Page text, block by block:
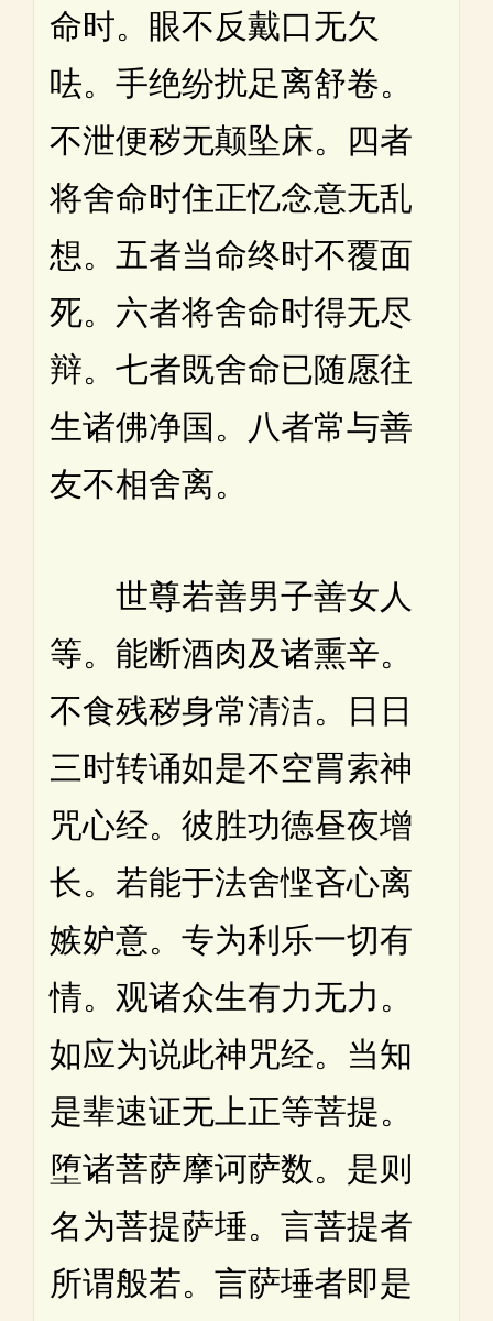
命时。眼不反戴口无欠
呿。手绝纷扰足离舒卷。
不泄便秽无颠坠床。四者
将舍命时住正忆念意无乱
想。五者当命终时不覆面
死。六者将舍命时得无尽
辩。七者既舍命已随愿往
生诸佛净国。八者常与善
友不相舍离。
世尊若善男子善女人
等。能断酒肉及诸熏辛。
不食残秽身常清洁。日日
三时转诵如是不空罥索神
咒心经。彼胜功德昼夜增
长。若能于法舍悭吝心离
嫉妒意。专为利乐一切有
情。观诸众生有力无力。
如应为说此神咒经。当知
是辈速证无上正等菩提。
堕诸菩萨摩诃萨数。是则
名为菩提萨埵。言菩提者
所谓般若。言萨埵者即是